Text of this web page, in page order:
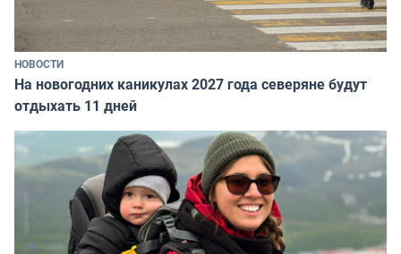
НОВОСТИ
На новогодних каникулах 2027 года северяне будут
отдыхать 11 дней